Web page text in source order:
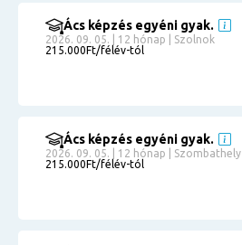
Ács képzés egyéni gyak.
2026. 09. 05. | 12 hónap | Szolnok
215.000Ft/félév-tól
Ács képzés egyéni gyak.
2026. 09. 05. | 12 hónap | Szombathely
215.000Ft/félév-tól